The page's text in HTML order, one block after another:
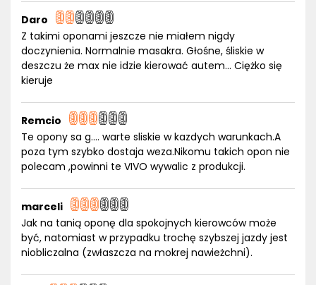
Daro
Z takimi oponami jeszcze nie miałem nigdy
doczynienia. Normalnie masakra. Głośne, śliskie w
deszczu że max nie idzie kierować autem... Ciężko się
kieruje
Remcio
Te opony sa g.... warte sliskie w kazdych warunkach.A
poza tym szybko dostaja weza.Nikomu takich opon nie
polecam ,powinni te VIVO wywalic z produkcji.
marceli
Jak na tanią oponę dla spokojnych kierowców może
być, natomiast w przypadku trochę szybszej jazdy jest
niobliczalna (zwłaszcza na mokrej nawieżchni).